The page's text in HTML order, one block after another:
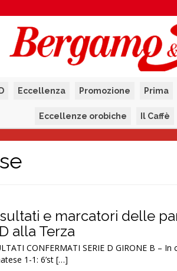
Eccellenza Promozione Prima
Eccellenze orobiche Il Caffè
e marcatori delle
alla Terza
CONFERMATI SERIE D GIRONE B –
1-1: 6’st […]